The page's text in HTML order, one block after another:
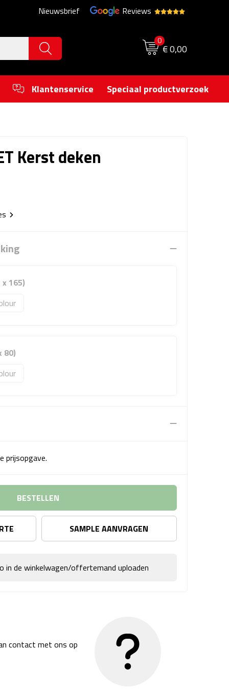
Nieuwsbrief Reviews
0
€ 0,00
Klantenservice Speciaal productverzoek
Kerst deken
165)
80)
prijsopgave.
BESTELLEN
SAMPLE AANVRAGEN
in de winkelwagen/offertemand uploaden
contact met ons op